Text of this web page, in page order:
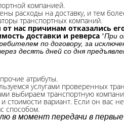
компанией.
расходы на доставку, и тем
транспортных компаний.
нас причинам отказались
доставки и реверса "При
по договору, за
десять дней со дня
атрибуты.
услугами проверенных
выбираем транспортную
вариант. Если он вас
способом.
в момент передачи в первые